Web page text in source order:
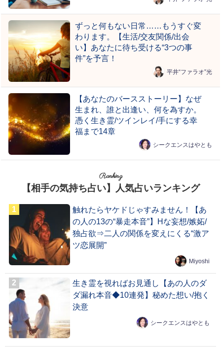
ずっと何もない日常……もうすぐ変
わります。【生活/交友関係/出会
い】あなたに待ち受ける“3つの事
件”を予言！
平井“ファラオ”光
【あなたのバースストーリー】なぜ
生まれ、誰と出逢い、何を為すか。
憑く生き霊/ツインレイ/手にする幸
福まで14章
シークエンスはやとも
Ranking
【相手の気持ち占い】人気占いランキング
触れたらヤケドじゃすみません！【あ
の人の13の“暴走本音”】Hな妄想/嫉妬/
独占欲⇒二人の関係を変えにくる“激ア
ツ恋展開”
Miyoshi
生き霊を視ればお見通し【あの人のダ
ダ漏れ本音◆10連発】秘めた想い/抱く
決意
シークエンスはやとも